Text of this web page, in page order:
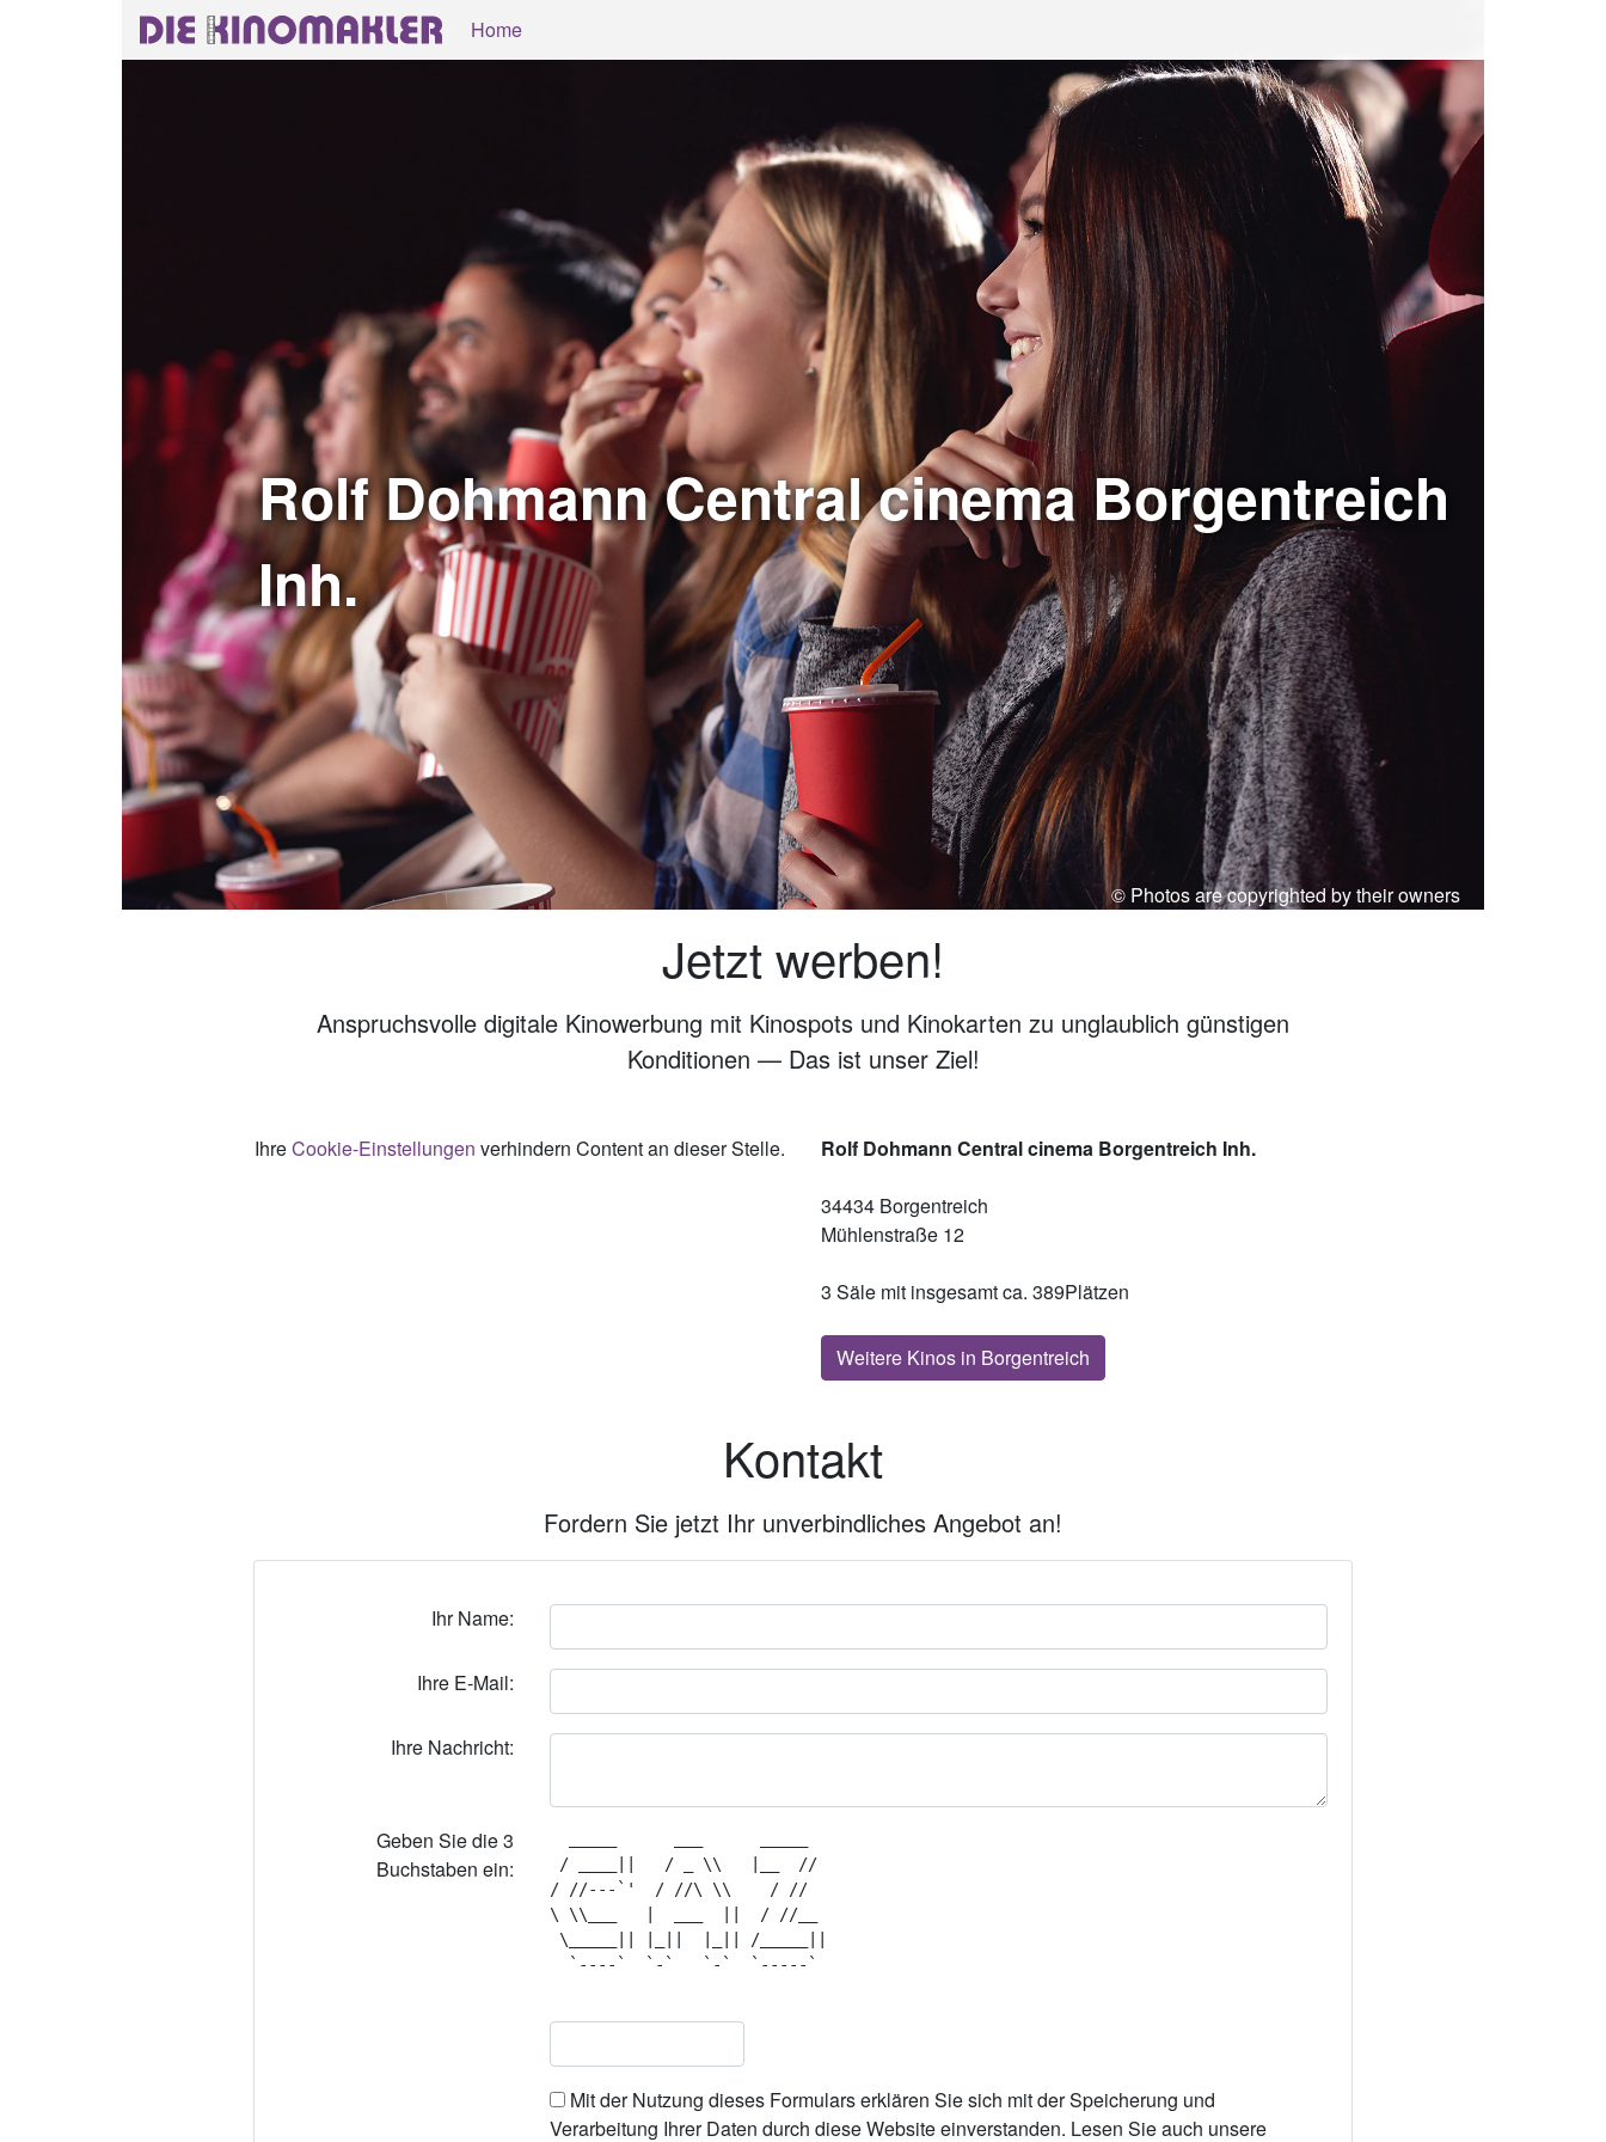
Home
Rolf Dohmann Central cinema Borgentreich
Inh.
© Photos are copyrighted by their owners
Jetzt werben!
Anspruchsvolle digitale Kinowerbung mit Kinospots und Kinokarten zu unglaublich günstigen
Konditionen — Das ist unser Ziel!
IhreCookie-Einstellungen verhindern Content an dieser Stelle. Rolf Dohmann Central cinema Borgentreich Inh.
34434 Borgentreich
Mühlenstraße 12
3 Säle mit insgesamt ca. 389Plätzen
Weitere Kinos in Borgentreich
Kontakt
Fordern Sie jetzt Ihr unverbindliches Angebot an!
Ihr Name:
Ihre E-Mail:
Ihre Nachricht:
Geben Sie die 3
Buchstaben ein:
/ ____||   / _ \\   |__  //
/ //---`'  / //\ \\    / //
\ \\___   |  ___  ||  / //__
\_____|| |_||  |_|| /_____||
  `----`  `-`   `-`  `-----`
Mit der Nutzung dieses Formulars erklären Sie sich mit der Speicherung und
Verarbeitung Ihrer Daten durch diese Website einverstanden. Lesen Sie auch unsere